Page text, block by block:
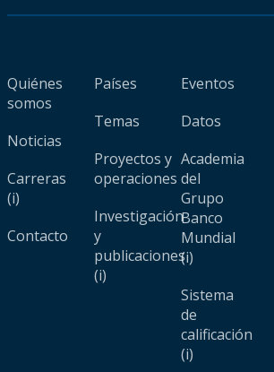
Quiénes
somos
Noticias
Carreras
(i)
Contacto
Países
Temas
Proyectos y
operaciones
Investigación
y
publicaciones
(i)
Eventos
Datos
Academia
del
Grupo
Banco
Mundial
(i)
Sistema
de
calificación
(i)